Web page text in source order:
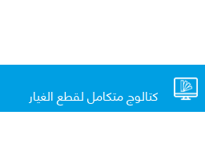
كتالوج متكامل لقطع الغيار